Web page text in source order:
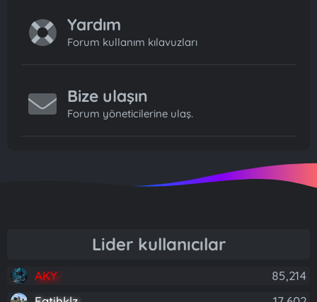
Yardım
Forum kullanım kılavuzları
Bize ulaşın
Forum yöneticilerine ulaş.
Lider kullanıcılar
AKY
85,214